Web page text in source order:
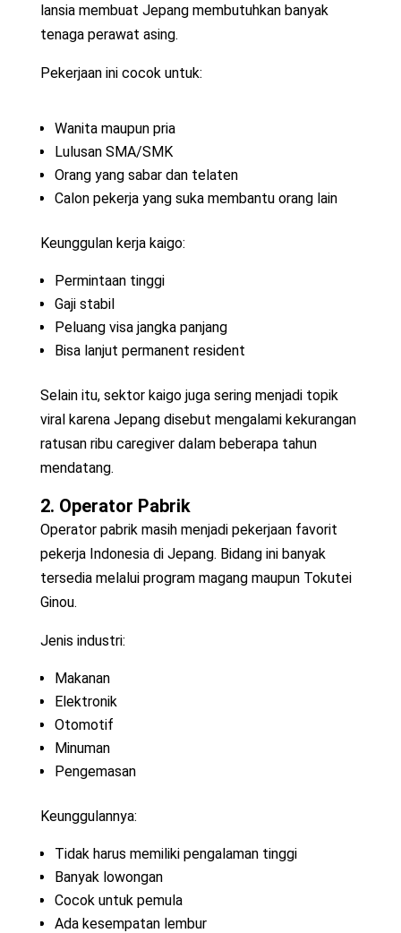
lansia membuat Jepang membutuhkan banyak
tenaga perawat asing.
Pekerjaan ini cocok untuk:
Wanita maupun pria
Lulusan SMA/SMK
Orang yang sabar dan telaten
Calon pekerja yang suka membantu orang lain
Keunggulan kerja kaigo:
Permintaan tinggi
Gaji stabil
Peluang visa jangka panjang
Bisa lanjut permanent resident
Selain itu, sektor kaigo juga sering menjadi topik
viral karena Jepang disebut mengalami kekurangan
ratusan ribu caregiver dalam beberapa tahun
mendatang.
2. Operator Pabrik
Operator pabrik masih menjadi pekerjaan favorit
pekerja Indonesia di Jepang. Bidang ini banyak
tersedia melalui program magang maupun Tokutei
Ginou.
Jenis industri:
Makanan
Elektronik
Otomotif
Minuman
Pengemasan
Keunggulannya:
Tidak harus memiliki pengalaman tinggi
Banyak lowongan
Cocok untuk pemula
Ada kesempatan lembur